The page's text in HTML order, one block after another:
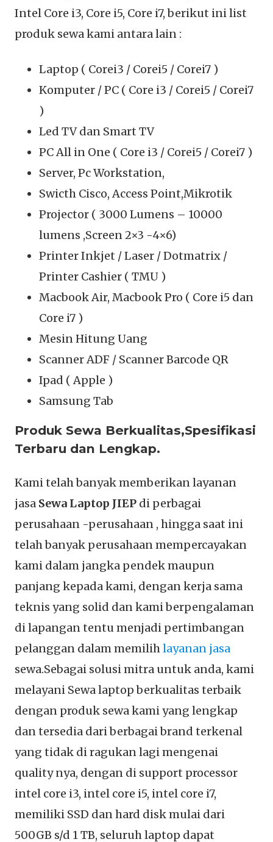
Intel Core i3, Core i5, Core i7, berikut ini list
produk sewa kami antara lain :
Laptop ( Corei3 / Corei5 / Corei7 )
Komputer / PC ( Core i3 / Corei5 / Corei7
)
Led TV dan Smart TV
PC All in One ( Core i3 / Corei5 / Corei7 )
Server, Pc Workstation,
Swicth Cisco, Access Point,Mikrotik
Projector ( 3000 Lumens – 10000
lumens ,Screen 2×3 -4×6)
Printer Inkjet / Laser / Dotmatrix /
Printer Cashier ( TMU )
Macbook Air, Macbook Pro ( Core i5 dan
Core i7 )
Mesin Hitung Uang
Scanner ADF / Scanner Barcode QR
Ipad ( Apple )
Samsung Tab
Produk Sewa Berkualitas,Spesifikasi
Terbaru dan Lengkap.
Kami telah banyak memberikan layanan
jasa Sewa Laptop JIEP di perbagai
perusahaan -perusahaan , hingga saat ini
telah banyak perusahaan mempercayakan
kami dalam jangka pendek maupun
panjang kepada kami, dengan kerja sama
teknis yang solid dan kami berpengalaman
di lapangan tentu menjadi pertimbangan
pelanggan dalam memilihlayanan jasa
sewa.Sebagai solusi mitra untuk anda, kami
melayani Sewa laptop berkualitas terbaik
dengan produk sewa kami yang lengkap
dan tersedia dari berbagai brand terkenal
yang tidak di ragukan lagi mengenai
quality nya, dengan di support processor
intel core i3, intel core i5, intel core i7,
memiliki SSD dan hard disk mulai dari
500GB s/d 1 TB, seluruh laptop dapat